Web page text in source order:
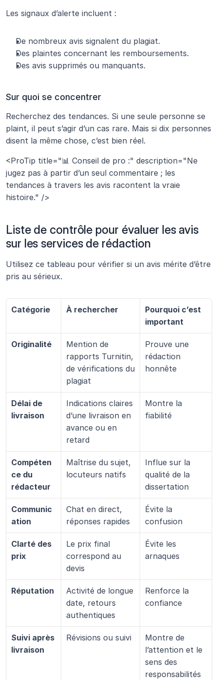
Les signaux d’alerte incluent :
De nombreux avis signalent du plagiat.
Des plaintes concernant les remboursements.
Des avis supprimés ou manquants.
Sur quoi se concentrer
Recherchez des tendances. Si une seule personne se
plaint, il peut s’agir d’un cas rare. Mais si dix personnes
disent la même chose, c’est bien réel.
<ProTip title="📊 Conseil de pro :" description="Ne
jugez pas à partir d’un seul commentaire ; les
tendances à travers les avis racontent la vraie
histoire." />
Liste de contrôle pour évaluer les avis
sur les services de rédaction
Utilisez ce tableau pour vérifier si un avis mérite d’être
pris au sérieux.
Catégorie À rechercher
Pourquoi c’est
important
Originalité
Mention de
rapports Turnitin,
de vérifications du
plagiat
Prouve une
rédaction
honnête
Délai de
livraison
Indications claires
d’une livraison en
avance ou en
retard
Montre la
fiabilité
Compéten
ce du
rédacteur
Maîtrise du sujet,
locuteurs natifs
Influe sur la
qualité de la
dissertation
Communic
ation
Chat en direct,
réponses rapides
Évite la
confusion
Clarté des
prix
Le prix final
correspond au
devis
Évite les
arnaques
Réputation
Activité de longue
date, retours
authentiques
Renforce la
confiance
Suivi après
livraison
Révisions ou suivi
Montre de
l’attention et le
sens des
responsabilités